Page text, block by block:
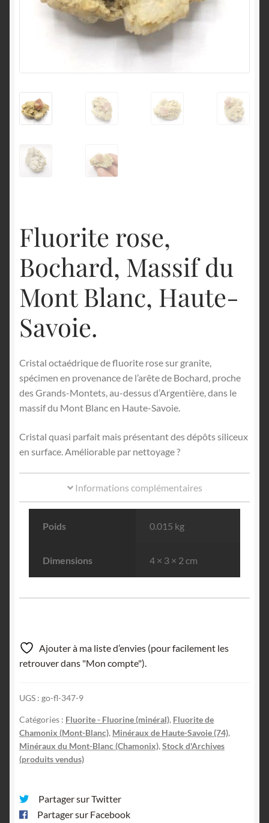
Fluorite rose,
Bochard, Massif du
Mont Blanc, Haute-
Savoie.
Cristal octaédrique de fluorite rose sur granite,
spécimen en provenance de l’arête de Bochard, proche
des Grands-Montets, au-dessus d’Argentière, dans le
massif du Mont Blanc en Haute-Savoie.
Cristal quasi parfait mais présentant des dépôts siliceux
en surface. Améliorable par nettoyage ?
Informations complémentaires
Poids 0.015 kg
Dimensions 4 × 3 × 2 cm
Ajouter à ma liste d’envies (pour facilement les
retrouver dans "Mon compte").
UGS : go-fl-347-9
Catégories : Fluorite - Fluorine (minéral), Fluorite de
Chamonix (Mont-Blanc), Minéraux de Haute-Savoie (74),
Minéraux du Mont-Blanc (Chamonix), Stock d'Archives
(produits vendus)
Partager sur Twitter
Partager sur Facebook